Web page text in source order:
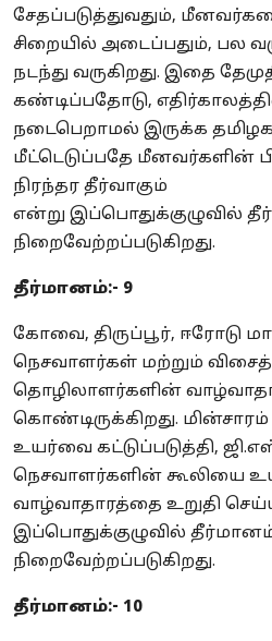
சேதப்படுத்துவதும்,
சிறையில் அடைப்பதும், பல
நடந்து வருகிறது. இதை
கண்டிப்பதோடு,
நடைபெறாமல் இருக்க
மீட்டெடுப்பதே மீனவர்களின்
நிரந்தர தீர்வாகும்
என்று இப்பொதுக்குழுவில்
நிறைவேற்றப்படுகிறது.
தீர்மானம்:- 9
கோவை, திருப்பூர், ஈரோடு
நெசவாளர்கள் மற்றும்
தொழிலாளர்களின்
கொண்டிருக்கிறது.
உயர்வை கட்டுப்படுத்தி,
நெசவாளர்களின் கூலியை
வாழ்வாதாரத்தை உறுதி
இப்பொதுக்குழுவில்
நிறைவேற்றப்படுகிறது.
தீர்மானம்:- 10